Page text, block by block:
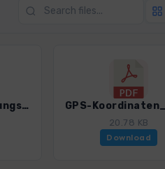
GPS-Daten_Haftungsausschluss-Nutzungsbedingungen_WF_Rund um Hannover_4595_1.pdf
20.78 KB
Download